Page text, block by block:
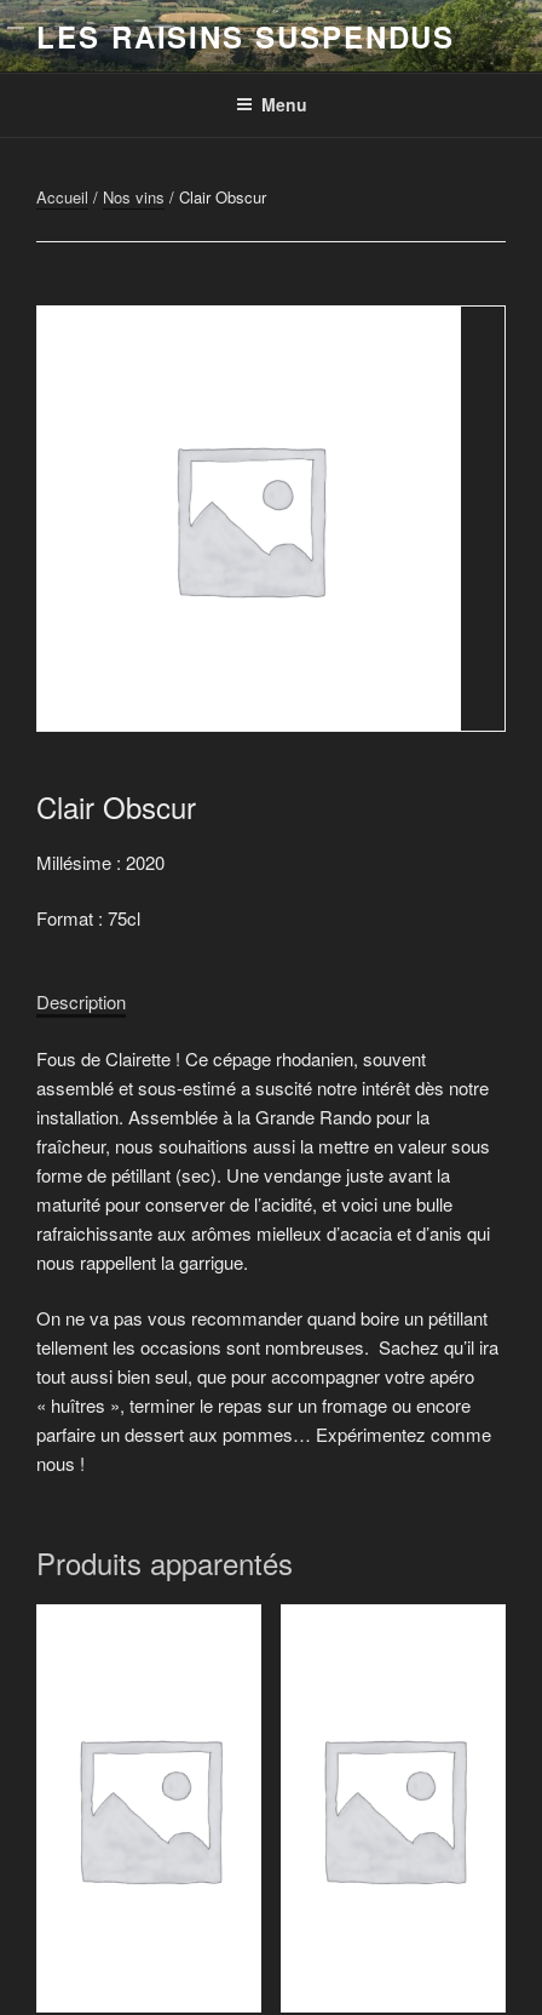
Aller
au
contenu
LES RAISINS SUSPENDUS
Menu
Accueil / Nos vins / Clair Obscur
Clair Obscur
Millésime : 2020
Format : 75cl
Description
Fous de Clairette ! Ce cépage rhodanien, souvent
assemblé et sous-estimé a suscité notre intérêt dès notre
installation. Assemblée à la Grande Rando pour la
fraîcheur, nous souhaitions aussi la mettre en valeur sous
forme de pétillant (sec). Une vendange juste avant la
maturité pour conserver de l’acidité, et voici une bulle
rafraichissante aux arômes mielleux d’acacia et d’anis qui
nous rappellent la garrigue.
On ne va pas vous recommander quand boire un pétillant
tellement les occasions sont nombreuses. Sachez qu’il ira
tout aussi bien seul, que pour accompagner votre apéro
« huîtres », terminer le repas sur un fromage ou encore
parfaire un dessert aux pommes… Expérimentez comme
nous !
Produits apparentés